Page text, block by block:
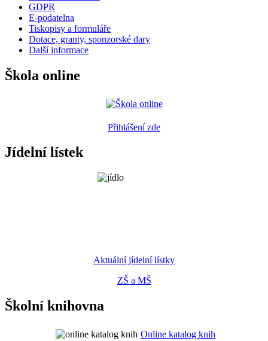
GDPR
E-podatelna
Tiskopisy a formuláře
Dotace, granty, sponzorské dary
Další informace
Škola online
Přihlášení zde
Jídelní lístek
Aktuální jídelní lístky
ZŠ a MŠ
Školní knihovna
Online katalog knih